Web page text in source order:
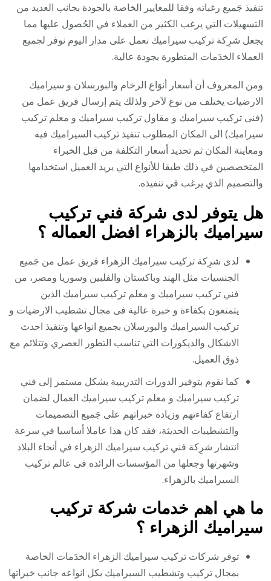
تنفيذ جَميع رغباته وفقا للمعايير الخاصة بالجودة بجانب العديد من
التسهيلات التي يرغب الكثير من العملاء في الحُصول عليها مما
يجعل شرِكة تركيب سيراميك نعمل على مدار اليوم نوفر لجميع
العملاء الخدَمات المتطورة بجودة عالية.
ومن المعروف أن أسعار أنوَاع الرخام والبورسلان و سيراميك
الارضيات يختلف من نوع لآخر ولذلك يتم إرسال فريق عمل من
(فنى تركيب سيراميك و مقاول تركيب سيراميك و معلم تركيب
سيراميك) الى المكان المطلوب تنفيذ تركيب السيراميك فيه
ومعاينة المكان ثم تحديد أسعار التكلفة من قبل الخبراء
المتخصصين في ذلك طبقا للأنواع التي يريد العميل استخدامها
والتصميم الذي يرغب في تنفيذه.
هل يتوفر لدى شركة فني تركيب
سيراميك بالزهراء افضل العماله ؟
لدى شرِكة تركيب سيراميك الزهراء فريق عمل من جَميع
الجنسيات مثل الهند وباكستان والفلبين وسوريا ومصر، من
فني تركيب سيراميك و معلم تركيب سيراميك الذين
يتمتعون بكفاءة و خبرة عالية فى مجال تشطيب الارضيات و
تركيب السيراميك والبورسلان بجميع انواعها وتنفيذ احدث
الاشكال والديكورات التي تناسب التطور العصري وتتلائم مع
ذوق العميل.
كما نقوم بتوفير الدورات التدريبية بشكل مستمر إلى فني
تركيب سيراميك و معلم تركيب سيراميك العمال لضمان
ارتفاع كفاءتهم وزيادة خبراتهم على جَميع التصميمات
والتشطيبات الحديثة، فقد كان هذا عاملا أساسيا في سرعة
انتشار شرِكة فني تركيب سيراميك الزهراء في أنحاء البلاد
وشهرتها وجعلها من المؤسسات الرائده فى عالم تركيب
السيراميك بالزهراء.
ما هي اهم خدمات شركة تركيب
سيراميك الزهراء ؟
توفر شركات تركيب سيراميك الزهراء الخدَمات الخاصة
بمجال تركيب وتشطيب السيراميك بكل انواعه جانب خبراتها